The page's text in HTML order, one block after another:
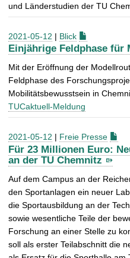
und Länderstudien der TU
2021-05-12 | Blick
Einjährige Feldphase für
Mit der Eröffnung der
Feldphase des
Mobilitätsbewusstsein in
TUCaktuell-Meldung
2021-05-12 | Freie Presse
Für 23 Millionen Euro:
an der TU Chemnitz
Auf dem Campus an der
den Sportanlagen ein neuer
die Sportausbildung an der
sowie wesentliche Teile der
Forschung an einer Stelle zu
soll als erster Teilabschnitt die